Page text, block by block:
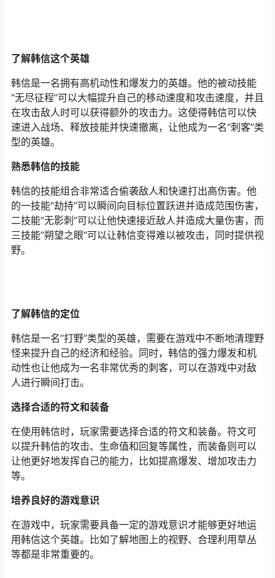
了解韩信这个英雄
韩信是一名拥有高机动性和爆发力的英雄。他的被动技能
“无尽征程”可以大幅提升自己的移动速度和攻击速度，并且
在攻击敌人时可以获得额外的攻击力。这使得韩信可以快
速进入战场、释放技能并快速撤离，让他成为一名“刺客”类
型的英雄。
熟悉韩信的技能
韩信的技能组合非常适合偷袭敌人和快速打出高伤害。他
的一技能“劫持”可以瞬间向目标位置跃进并造成范围伤害，
二技能“无影刺”可以让他快速接近敌人并造成大量伤害，而
三技能“朔望之眼”可以让韩信变得难以被攻击，同时提供视
野。
了解韩信的定位
韩信是一名“打野”类型的英雄，需要在游戏中不断地清理野
怪来提升自己的经济和经验。同时，韩信的强力爆发和机
动性也让他成为一名非常优秀的刺客，可以在游戏中对敌
人进行瞬间打击。
选择合适的符文和装备
在使用韩信时，玩家需要选择合适的符文和装备。符文可
以提升韩信的攻击、生命值和回复等属性，而装备则可以
让他更好地发挥自己的能力，比如提高爆发、增加攻击力
等。
培养良好的游戏意识
在游戏中，玩家需要具备一定的游戏意识才能够更好地运
用韩信这个英雄。比如了解地图上的视野、合理利用草丛
等都是非常重要的。